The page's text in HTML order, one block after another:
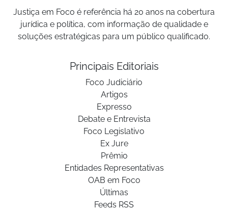
Justiça em Foco é referência há 20 anos na cobertura
jurídica e política, com informação de qualidade e
soluções estratégicas para um público qualificado.
Principais Editoriais
Foco Judiciário
Artigos
Expresso
Debate e Entrevista
Foco Legislativo
Ex Jure
Prêmio
Entidades Representativas
OAB em Foco
Últimas
Feeds RSS